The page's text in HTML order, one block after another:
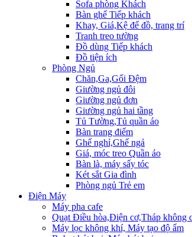
Sofa phòng Khách
Bàn ghế Tiếp khách
Khay, Giá,Kệ để đồ, trang trí
Tranh treo tường
Đồ dùng Tiếp khách
Đồ tiện ích
Phòng Ngủ
Chăn,Ga,Gối Đệm
Giường ngủ đôi
Giường ngủ đơn
Giường ngủ hai tầng
Tủ Tường,Tủ quần áo
Bàn trang điểm
Ghế nghỉ,Ghế ngả
Giá, móc treo Quần áo
Bàn là, máy sấy tóc
Két sắt Gia đình
Phòng ngủ Trẻ em
Điện Máy
Máy pha cafe
Quạt Điều hòa,Điện cơ,Tháp không
Máy lọc không khí, Máy tạo độ ẩm